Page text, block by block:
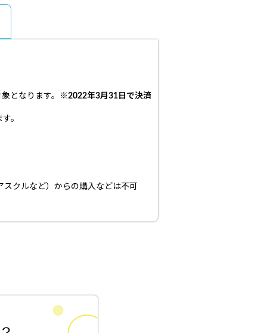
となります。 ※2022年3月31日で決済
。
クルなど）からの購入などは不可